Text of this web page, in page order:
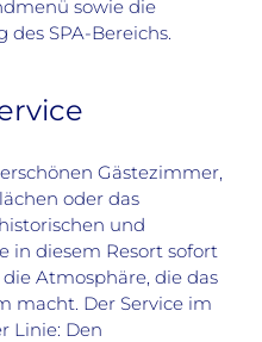
sowie die
SPA-Bereichs.
Gästezimmer,
oder das
und
in diesem Resort sofort
Atmosphäre, die das
macht. Der Service im
Linie: Den